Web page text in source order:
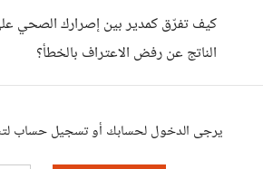
كيف تفرّق كمدير بين إصرارك الصحي
الناتج عن رفض الاعتراف بالخطأ؟
يرجى الدخول لحسابك أو تسجيل حساب